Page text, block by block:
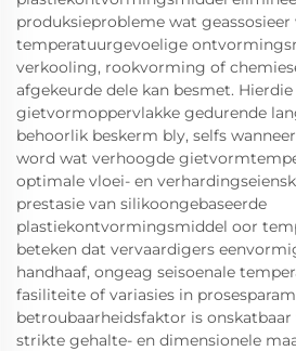
produksieprobleme wat
temperatuurgevoelige
verkooling, rookvorming of
afgekeurde dele kan besmet.
gietvormoppervlakke gedurende
behoorlik beskerm bly, selfs
word wat verhoogde
optimale vloei- en
prestasie van silikoongebaseerde
plastiekontvormingsmiddel oor
beteken dat vervaardigers
handhaaf, ongeag seisoenale
fasiliteite of variasies in
betroubaarheidsfaktor is
strikte gehalte- en dimensionele